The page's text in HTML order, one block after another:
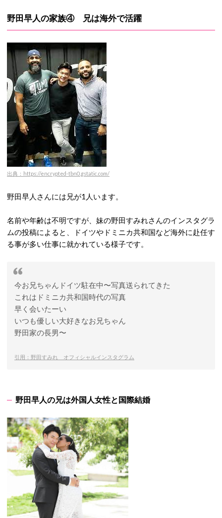
野田早人の家族④ 兄は海外で活躍
出典：https://encrypted-tbn0.gstatic.com/
野田早人さんには兄が1人います。
名前や年齢は不明ですが、妹の野田すみれさんのインスタグラ
ムの投稿によると、ドイツやドミニカ共和国など海外に赴任す
る事が多い仕事に就かれている様子です。
今お兄ちゃんドイツ駐在中〜写真送られてきた
これはドミニカ共和国時代の写真
早く会いたーい
いつも優しい大好きなお兄ちゃん
野田家の長男〜
引用：野田すみれ オフィシャルインスタグラム
野田早人の兄は外国人女性と国際結婚